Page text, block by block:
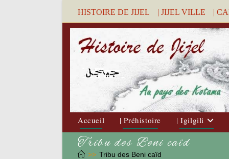
HISTOIRE DE JIJEL | JIJEL VILLE |
Accueil | Préhistoire | Igilgili
Tribu des Beni caïd
>> Tribu des Beni caïd